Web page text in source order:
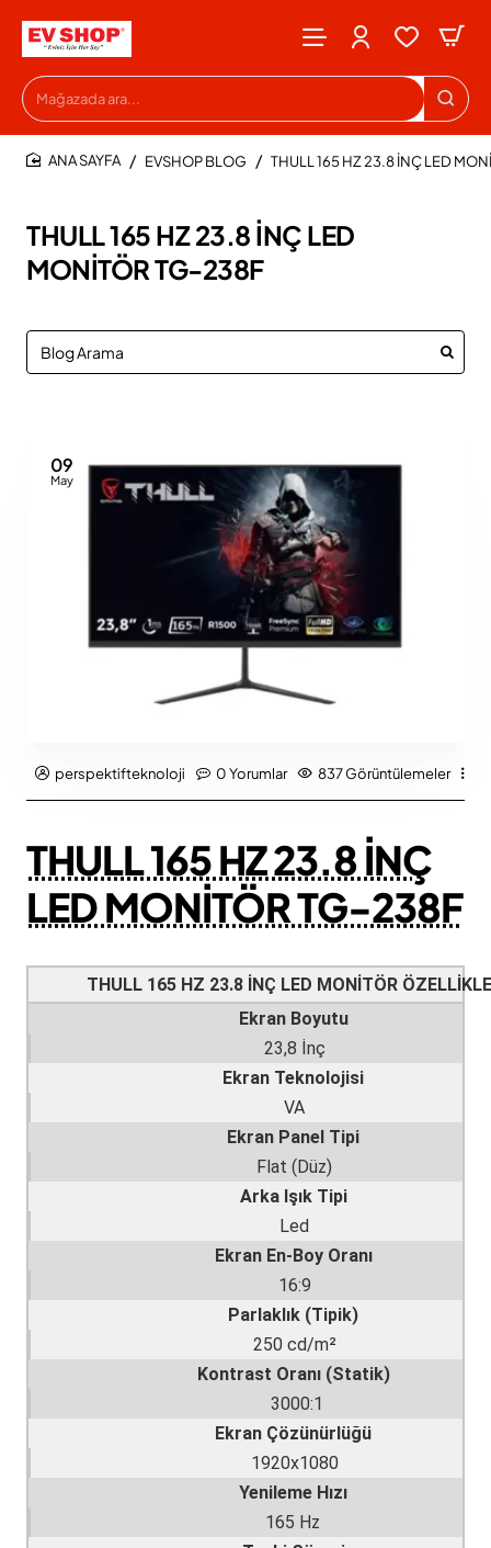
Mağazada
ara...
THULL 165 HZ 23.8 İNÇ LED
MONİTÖR TG-238F
EVSHOP BLOG THULL 165 HZ 23.8 İNÇ LED
09
May
perspektifteknoloji 0 Yorumlar 837 Görüntülemeler
THULL 165 HZ 23.8 İNÇ
LED MONİTÖR TG-238F
THULL 165 HZ 23.8 İNÇ LED MONİTÖR
Ekran Boyutu
23,8 İnç
Ekran Teknolojisi
VA
Ekran Panel Tipi
Flat (Düz)
Arka Işık Tipi
Led
Ekran En-Boy Oranı
16:9
Parlaklık (Tipik)
250 cd/m²
Kontrast Oranı (Statik)
3000:1
Ekran Çözünürlüğü
1920x1080
Yenileme Hızı
165 Hz